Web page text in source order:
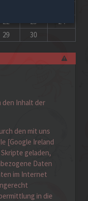
22 23
24
29 30
den Inhalt der
den mit uns
[Google Ireland
geladen,
Daten
im Internet
in die